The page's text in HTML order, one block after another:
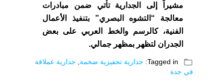
مشيراً إلى الجدارية تأتي ضمن مبادرات
معالجة “التشوه البصري” بتنفيذ الأعمال
الفنية، كالرسم والخط العربي على بعض
الجدران لتظهر بمظهر جمالي.
folder_open
Tagged in: جدارية تحفيزية ضخمة
جدارية عملاقة
في جدة